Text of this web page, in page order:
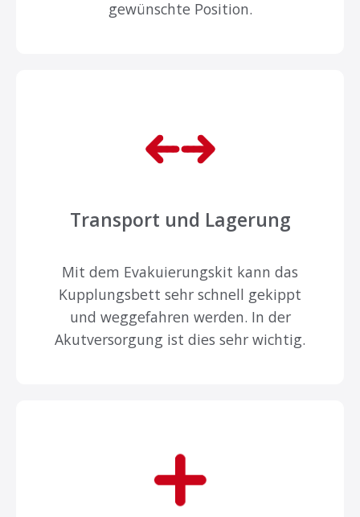
gewünschte Position.
Transport und Lagerung
Mit dem Evakuierungskit kann das
Kupplungsbett sehr schnell gekippt
und weggefahren werden. In der
Akutversorgung ist dies sehr wichtig.